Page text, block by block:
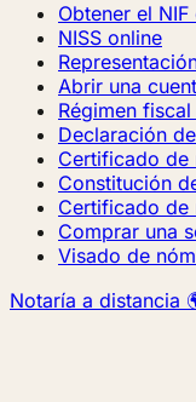
Obtener el
NISS online
Abrir una
Régimen
Declaración
Certificado de
Constitución
Certificado de
Comprar una
Visado de
Notaría a distancia